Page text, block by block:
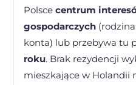
Polscecentrum
gospodarczych
konta) lub przebywa tu
roku. Brak rezydencji
mieszkające w Holandii